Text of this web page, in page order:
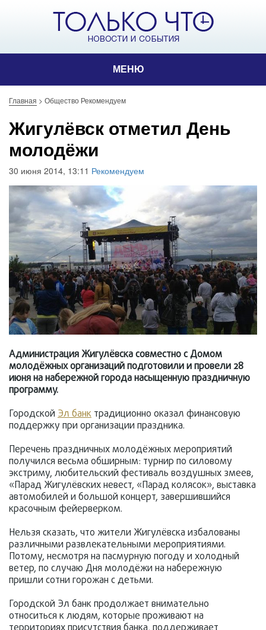
МЕНЮ
Главная > Общество Рекомендуем
Жигулёвск отметил День
молодёжи
30 июня 2014, 13:11 Рекомендуем
Администрация Жигулёвска совместно с Домом
молодёжных организаций подготовили и провели 28
июня на набережной города насыщенную праздничную
программу.
Городской Эл банк традиционно оказал финансовую
поддержку при организации праздника.
Перечень праздничных молодёжных мероприятий
получился весьма обширным: турнир по силовому
экстриму, любительский фестиваль воздушных змеев,
«Парад Жигулёвских невест, «Парад колясок», выставка
автомобилей и большой концерт, завершившийся
красочным фейерверком.
Нельзя сказать, что жители Жигулёвска избалованы
различными развлекательными мероприятиями.
Потому, несмотря на пасмурную погоду и холодный
ветер, по случаю Дня молодёжи на набережную
пришли сотни горожан с детьми.
Городской Эл банк продолжает внимательно
относиться к людям, которые проживают на